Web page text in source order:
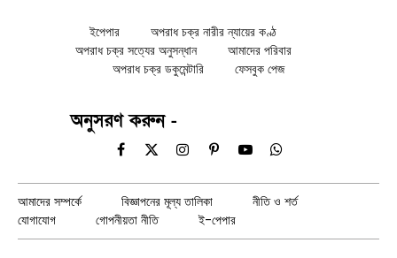
ইপেপার
অপরাধ চক্র নারীর ন্যায়ের কণ্ঠ
অপরাধ চক্র সত্যের অনুসন্ধান
আমাদের পরিবার
অপরাধ চক্র ডকুমেন্টারি
ফেসবুক পেজ
অনুসরণ করুন -
Facebook
X
InstagramPinterestYouTubeWhatsApp
আমাদের সম্পর্কে বিজ্ঞাপনের মূল্য তালিকা
নীতি ও শর্ত
যোগাযোগ
গোপনীয়তা নীতি ই-পেপার